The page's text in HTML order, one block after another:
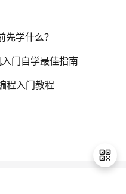
学什么？
门自学最佳指南
程入门教程